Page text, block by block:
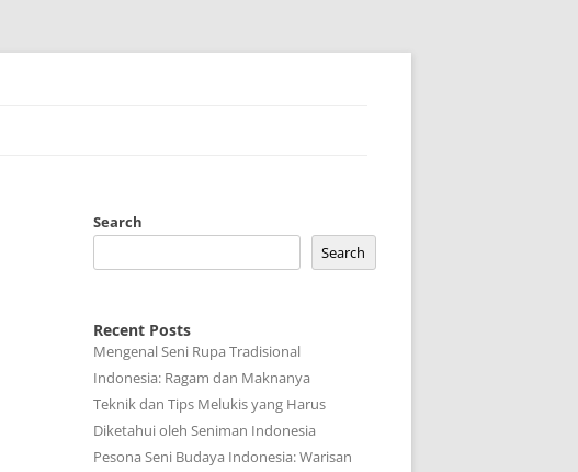
Search
Search
Recent Posts
Mengenal Seni Rupa Tradisional
Indonesia: Ragam dan Maknanya
Teknik dan Tips Melukis yang Harus
Diketahui oleh Seniman Indonesia
Pesona Seni Budaya Indonesia: Warisan